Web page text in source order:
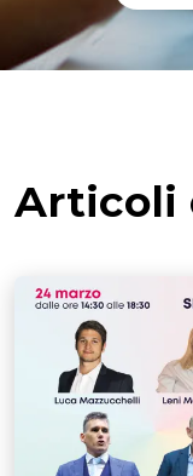
Articoli